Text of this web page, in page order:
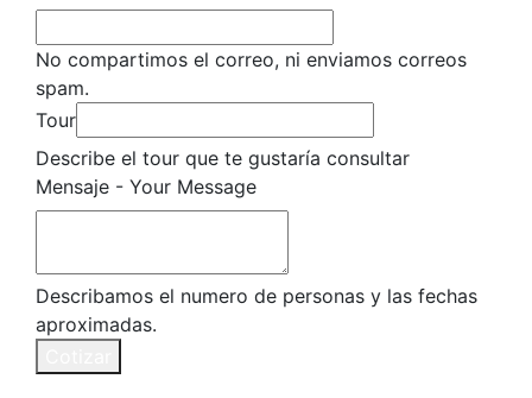
No compartimos el correo, ni enviamos correos
spam.
Tour
Describe el tour que te gustaría consultar
-
Message
Mensaje - Your Message
Describamos el numero de personas y las fechas
aproximadas.